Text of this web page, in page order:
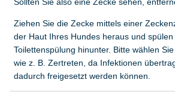
Ziehen Sie die Zecke mittels einer
der Haut Ihres Hundes heraus und spülen
Toilettenspülung hinunter. Bitte wählen
wie z. B. Zertreten, da Infektionen
dadurch freigesetzt werden können.